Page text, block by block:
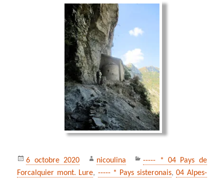
Publié
le
6 octobre 2020 Auteur
nicoulina Catégories
----- * 04 Pays de
Forcalquier mont. Lure, ----- * Pays sisteronais,04 Alpes-